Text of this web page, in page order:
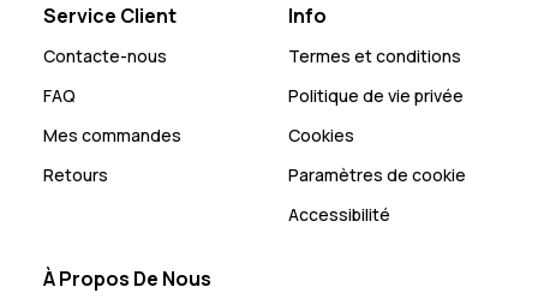
Service Client
Contacte-nous
FAQ
Mes commandes
Retours
Info
Termes et conditions
Politique de vie privée
Cookies
Paramètres de cookie
Accessibilité
À Propos De Nous